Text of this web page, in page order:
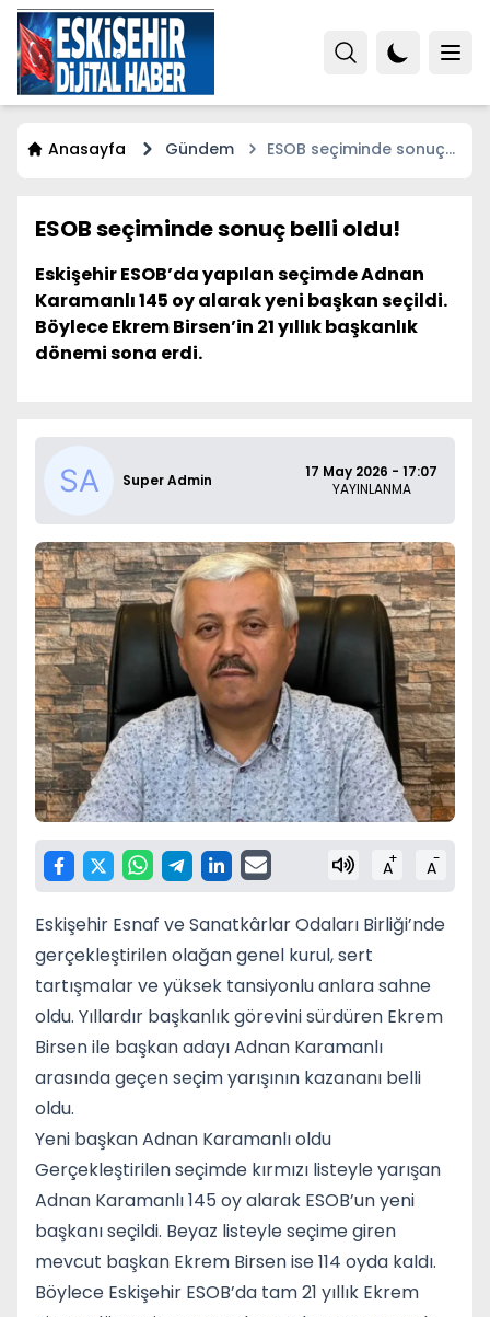
Anasayfa Gündem
ESOB seçiminde sonuç
ESOB seçiminde sonuç belli oldu!
Eskişehir ESOB’da yapılan seçimde Adnan
Karamanlı 145 oy alarak yeni başkan seçildi.
Böylece Ekrem Birsen’in 21 yıllık başkanlık
dönemi sona erdi.
Super Admin
17 May 2026 - 17:07
YAYINLANMA
A+ A-
Eskişehir Esnaf ve Sanatkârlar Odaları Birliği’nde
gerçekleştirilen olağan genel kurul, sert
tartışmalar ve yüksek tansiyonlu anlara sahne
oldu. Yıllardır başkanlık görevini sürdüren Ekrem
Birsen ile başkan adayı Adnan Karamanlı
arasında geçen seçim yarışının kazananı belli
oldu.
Yeni başkan Adnan Karamanlı oldu
Gerçekleştirilen seçimde kırmızı listeyle yarışan
Adnan Karamanlı 145 oy alarak ESOB’un yeni
başkanı seçildi. Beyaz listeyle seçime giren
mevcut başkan Ekrem Birsen ise 114 oyda kaldı.
Böylece Eskişehir ESOB’da tam 21 yıllık Ekrem